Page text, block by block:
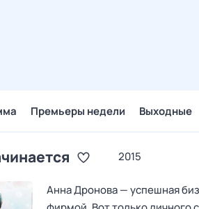
Премьеры недели Выходные
2015
Анна Дронова — успешная